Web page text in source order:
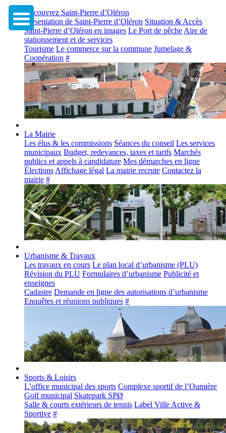
Découvrez Saint-Pierre d’Oléron
Présentation de Saint-Pierre d’Oléron Situation & Accès
Saint-Pierre d’Oléron en images Le Port de pêche Aire de
stationnement et de services
Tourisme Le commerce sur la commune Jumelage &
Coopération #
La Mairie
Les élus & les commissions Séances du conseil Les services
municipaux Budget, redevances, taxes et tarifs Marchés
publics et appels à candidature Mes démarches en ligne
Élections Affichage légal La mairie recrute Contactez la
mairie #
Urbanisme & Travaux
Les travaux en cours Le plan local d’urbanisme (PLU)
Révision du PLU Formulaires d’urbanisme Publicité et
enseignes
Cadastre Demande en ligne des autorisations d’urbanisme
Enquêtes et réunions publiques #
Sports & Loisirs
L’office municipal des sports Complexe sportif de l’Oumière
Golf municipal Skatepark SPØ
Salle & courts extérieurs de tennis Label Ville Active &
Sportive #